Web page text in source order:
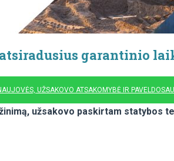
garantinio
UŽSAKOVO ATSAKOMYBĖ IR
užsakovo paskirtam statybos